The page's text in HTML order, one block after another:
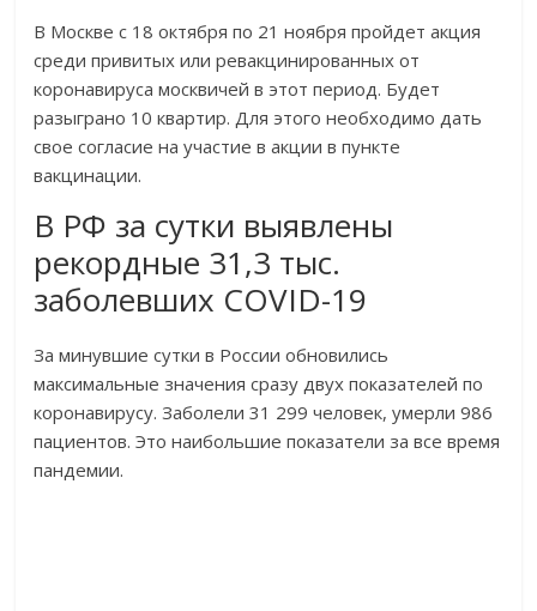
В Москве с 18 октября по 21 ноября пройдет акция
среди привитых или ревакцинированных от
коронавируса москвичей в этот период. Будет
разыграно 10 квартир. Для этого необходимо дать
свое согласие на участие в акции в пункте
вакцинации.
В РФ за сутки выявлены
рекордные 31,3 тыс.
заболевших COVID-19
За минувшие сутки в России обновились
максимальные значения сразу двух показателей по
коронавирусу. Заболели 31 299 человек, умерли 986
пациентов. Это наибольшие показатели за все время
пандемии.